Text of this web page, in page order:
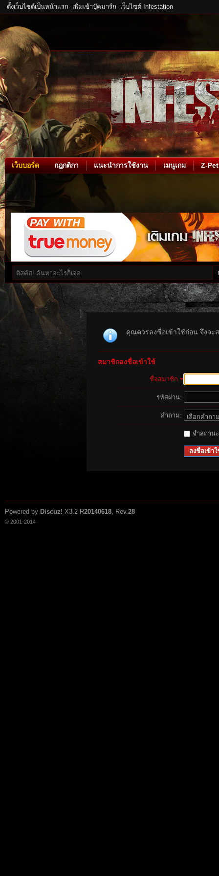
ตั้งเว็บไซต์เป็นหน้าแรก เพิ่มเข้าบุ๊คมาร์ก เว็บไซต์ Infestation
เว็บบอร์ด กฎกติกา แนะนำการใช้งาน เมนูเกม Z-Pet
คุณควรลงชื่อเข้าใช้ก่อน จึงจะ
สมาชิกลงชื่อเข้าใช้
ชื่อสมาชิก
รหัสผ่าน:
คำถาม:
จำสถาน
ลงชื่อเข้าใ
Powered by Discuz! X3.2 R20140618, Rev.28
© 2001-2014